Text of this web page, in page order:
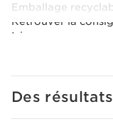
Emballage
Retrouver la
tri
Rincer à l'eau.
Des